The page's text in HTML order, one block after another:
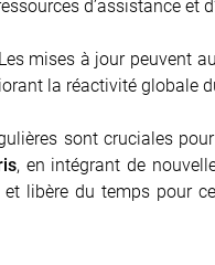
d’assistance et
mises à jour peuvent
la réactivité globale
sont cruciales
, en intégrant de
et libère du temps pour